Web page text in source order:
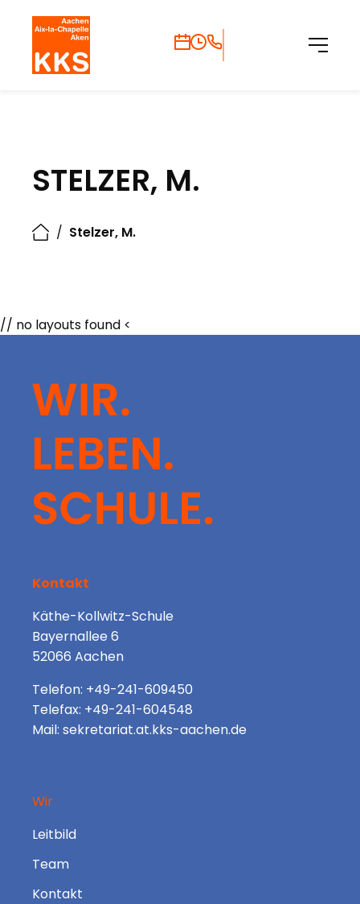
STELZER, M.
/ Stelzer, M.
// no layouts found <
Kontakt
Käthe-Kollwitz-Schule
Bayernallee 6
52066 Aachen
Telefon: +49-241-609450
Telefax: +49-241-604548
Mail: sekretariat.at.kks-aachen.de
Wir
Leitbild
Team
Kontakt